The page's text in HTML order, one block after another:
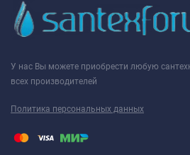
У нас Вы можете приобрести любую
всех производителей
Политика персональных данных